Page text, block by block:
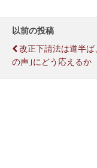
以前の投稿
改正下請法は道半ば
の声｣にどう応えるか